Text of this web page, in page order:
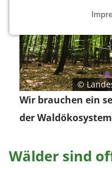
©
Wir brauchen ein
der
Wälder sind
Notwendige
Funktionen und
der Website
Einverständnis-
Name:
Zweck: